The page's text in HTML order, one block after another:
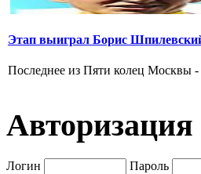
Этап выиграл Борис
Последнее из Пяти колец Москвы -
Авторизация
Логин Пароль